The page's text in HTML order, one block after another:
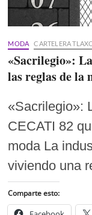
MODA CARTELERA
«Sacrilegio»:
las reglas de la
«Sacrilegio»:
CECATI 82
moda La
viviendo una
Comparte esto: